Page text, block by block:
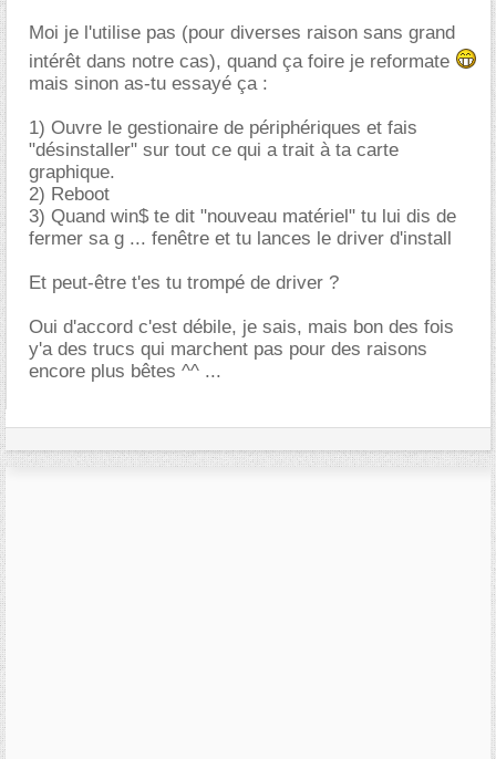
Moi je l'utilise pas (pour diverses raison sans grand
intérêt dans notre cas), quand ça foire je reformate
mais sinon as-tu essayé ça :
1) Ouvre le gestionaire de périphériques et fais
"désinstaller" sur tout ce qui a trait à ta carte
graphique.
2) Reboot
3) Quand win$ te dit "nouveau matériel" tu lui dis de
fermer sa g ... fenêtre et tu lances le driver d'install
Et peut-être t'es tu trompé de driver ?
Oui d'accord c'est débile, je sais, mais bon des fois
y'a des trucs qui marchent pas pour des raisons
encore plus bêtes ^^ ...